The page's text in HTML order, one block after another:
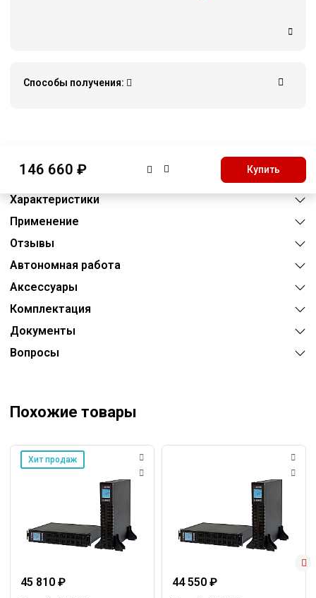
Способы получения:
146 660 ₽ Купить
Преимущества
Характеристики
Применение
Отзывы
Автономная работа
Аксессуары
Комплектация
Документы
Вопросы
Похожие товары
Хит продаж
45 810 ₽ 44 550 ₽